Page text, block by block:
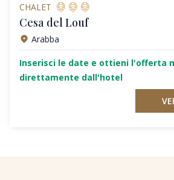
CHALET
Cesa del Louf
Arabba
Inserisci le date e ottieni l'offerta
direttamente dall'hotel